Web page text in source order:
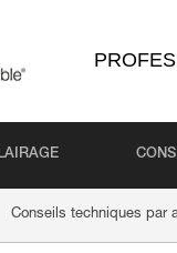
Conseils techniques par